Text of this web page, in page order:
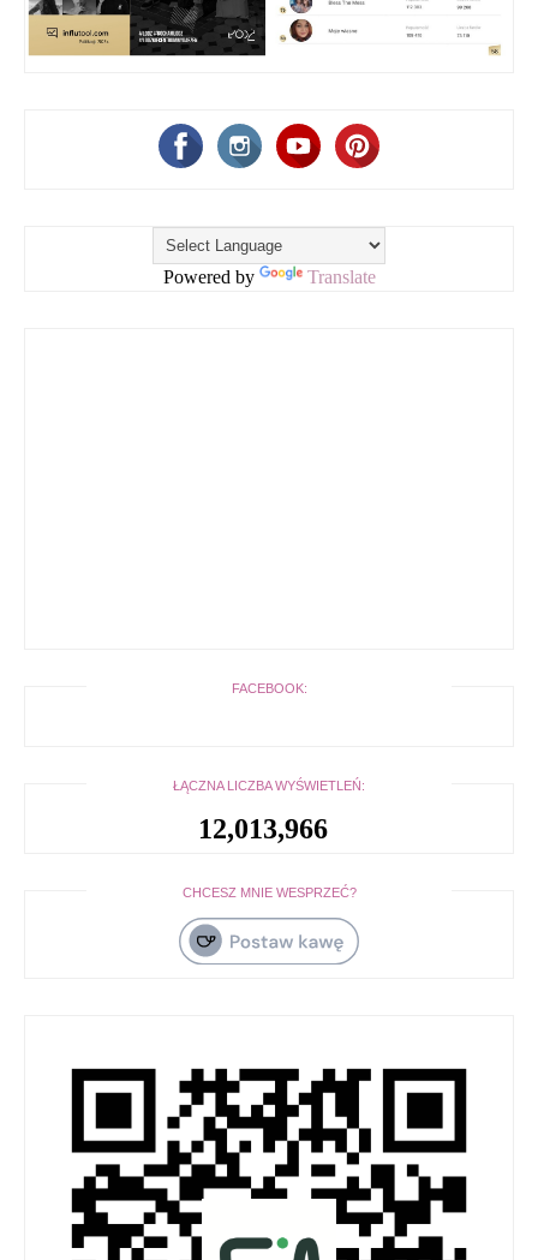
Powered by Translate
FACEBOOK:
ŁĄCZNA LICZBA WYŚWIETLEŃ:
12,013,966
CHCESZ MNIE WESPRZEĆ?